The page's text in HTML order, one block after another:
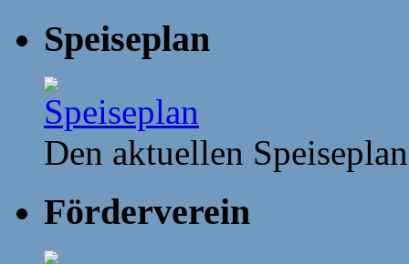
Speiseplan
Den aktuellen
Förderverein